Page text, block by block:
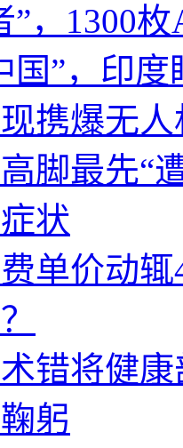
”，1300
国”，印
携爆无
脚最先“
状
单价动
错将健
躬